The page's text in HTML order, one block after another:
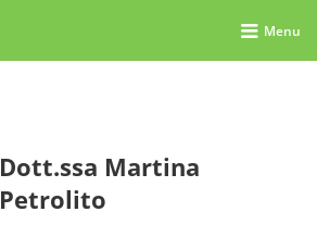
Menu
Dott.ssa Martina
Petrolito